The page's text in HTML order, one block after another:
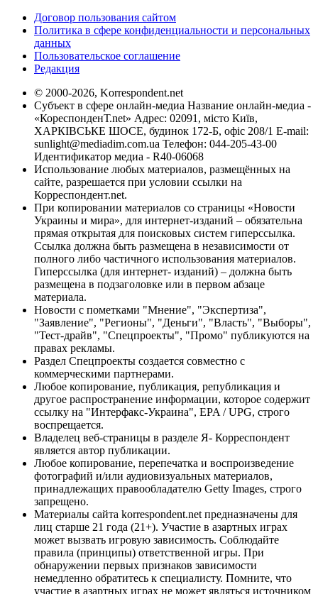
Договор пользования сайтом
Политика в сфере конфиденциальности и персональных
данных
Пользовательское соглашение
Редакция
© 2000-2026, Korrespondent.net
Субъект в сфере онлайн-медиа Название онлайн-медиа -
«КореспонденТ.net» Адрес: 02091, місто Київ,
ХАРКІВСЬКЕ ШОСЕ, будинок 172-Б, офіс 208/1 E-mail:
sunlight@mediadim.com.ua Телефон: 044-205-43-00
Идентификатор медиа - R40-06068
Использование любых материалов, размещённых на
сайте, разрешается при условии ссылки на
Корреспондент.net.
При копировании материалов со страницы «Новости
Украины и мира», для интернет-изданий – обязательна
прямая открытая для поисковых систем гиперссылка.
Ссылка должна быть размещена в независимости от
полного либо частичного использования материалов.
Гиперссылка (для интернет- изданий) – должна быть
размещена в подзаголовке или в первом абзаце
материала.
Новости с пометками "Мнение", "Экспертиза",
"Заявление", "Регионы", "Деньги", "Власть", "Выборы",
"Тест-драйв", "Спецпроекты", "Промо" публикуются на
правах рекламы.
Раздел Спецпроекты создается совместно с
коммерческими партнерами.
Любое копирование, публикация, републикация и
другое распространение информации, которое содержит
ссылку на "Интерфакс-Украина", EPA / UPG, строго
воспрещается.
Владелец веб-страницы в разделе Я- Корреспондент
является автор публикации.
Любое копирование, перепечатка и воспроизведение
фотографий и/или аудиовизуальных материалов,
принадлежащих правообладателю Getty Images, строго
запрещено.
Материалы сайта korrespondent.net предназначены для
лиц старше 21 года (21+). Участие в азартных играх
может вызвать игровую зависимость. Соблюдайте
правила (принципы) ответственной игры. При
обнаружении первых признаков зависимости
немедленно обратитесь к специалисту. Помните, что
участие в азартных играх не может являться источником